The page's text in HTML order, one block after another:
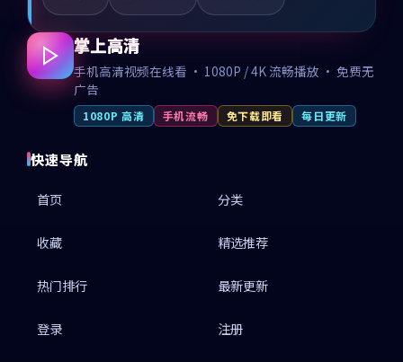
掌上高清
手机高清视频在线看 · 1080P / 4K 流畅播放 · 免费无
广告
1080P 高清 手机流畅 免下载即看 每日更新
快速导航
首页 分类
收藏 精选推荐
热门排行 最新更新
登录 注册